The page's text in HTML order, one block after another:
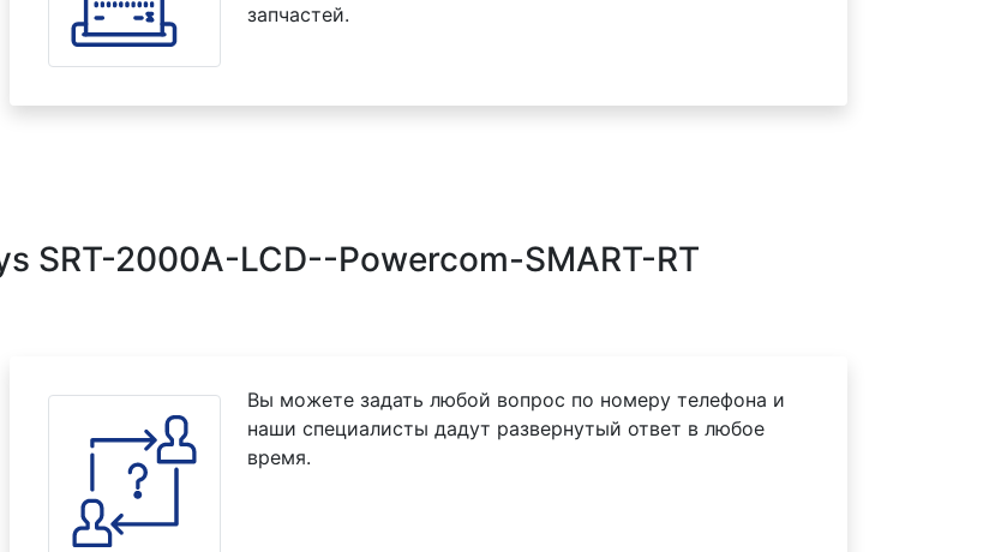
запчастей.
SRT-2000A-LCD--Powercom-SMART-RT
Вы можете задать любой вопрос по номеру телефона и
наши специалисты дадут развернутый ответ в любое
время.